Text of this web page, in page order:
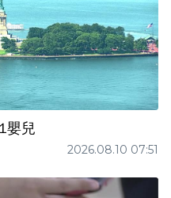
嬰兒
2026.08.10 07:51